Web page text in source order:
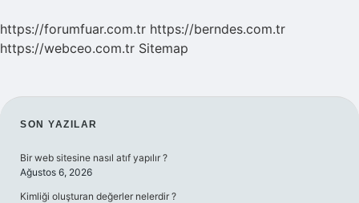
Hakkımızda
https://forumfuar.com.tr https://berndes.com.tr
https://webceo.com.tr Sitemap
SIDEBAR
SON YAZILAR
Bir web sitesine nasıl atıf yapılır ?
Ağustos 6, 2026
Kimliği oluşturan değerler nelerdir ?